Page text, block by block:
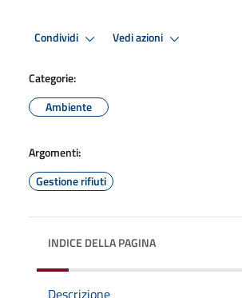
Condividi Vedi azioni
Categorie:
Ambiente
Argomenti:
Gestione rifiuti
INDICE DELLA PAGINA
Descrizione